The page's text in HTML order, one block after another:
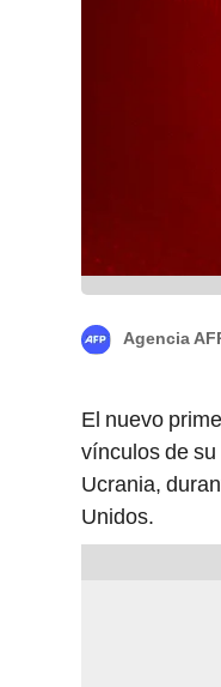
Agencia
El nuevo
vínculos de
Ucrania,
Unidos.